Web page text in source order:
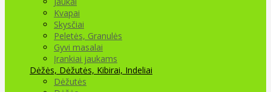
Kvapai
Skysčiai
Peletės, Granulės
Gyvi masalai
Įrankiai jaukams
Dėžės, Dėžutės, Kibirai, Indeliai
Dėžutės